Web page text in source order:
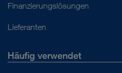
Finanzierungslösungen
Lieferanten
Häufig verwendet